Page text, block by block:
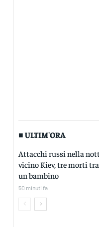
■ ULTIM'ORA
Attacchi russi nella
vicino Kiev, tre morti
un bambino
50 minuti fa